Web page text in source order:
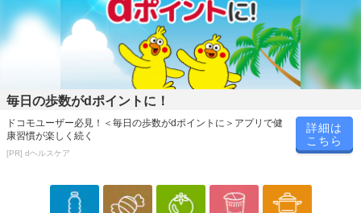
毎日の歩数がdポイントに！
ドコモユーザー必見！＜毎日の歩数がdポイントに＞アプリで健
康習慣が楽しく続く
[PR] dヘルスケア
詳細は
こちら